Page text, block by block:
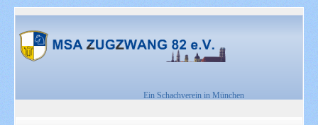
Ein Schachverein in München